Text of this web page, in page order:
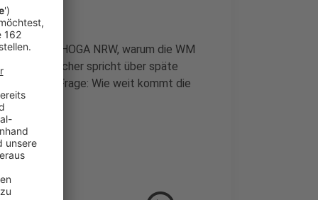
vom DEHOGA NRW, warum die WM
Sprecher spricht über späte
Frage: Wie weit kommt die